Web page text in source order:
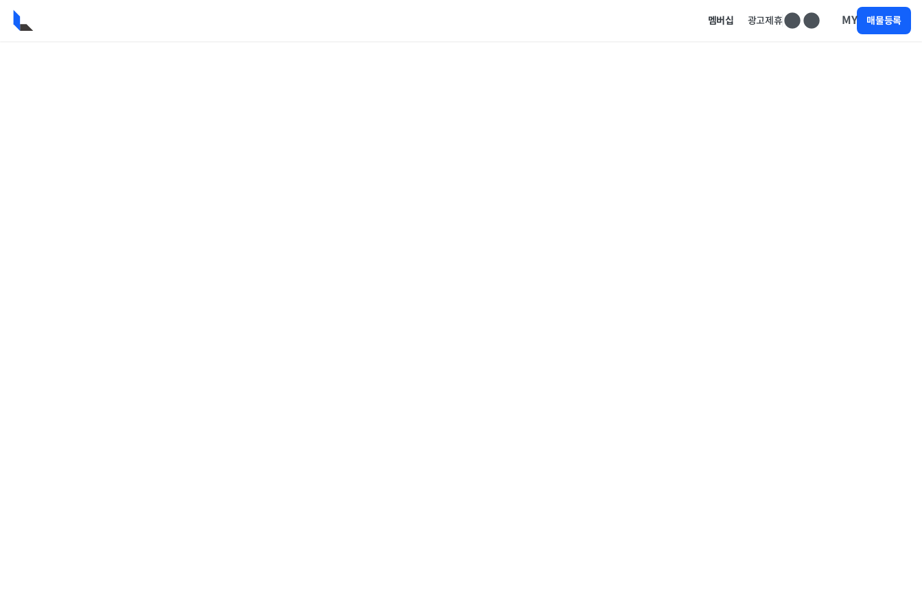
멤버십 광고제휴 MY 매물등록